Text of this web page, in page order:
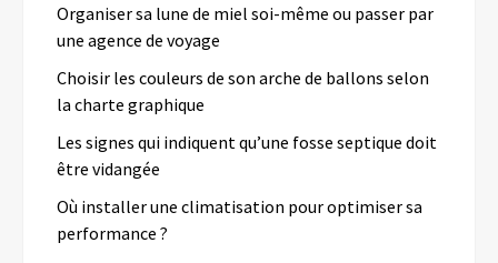
Organiser sa lune de miel soi-même ou passer par
une agence de voyage
Choisir les couleurs de son arche de ballons selon
la charte graphique
Les signes qui indiquent qu’une fosse septique doit
être vidangée
Où installer une climatisation pour optimiser sa
performance ?